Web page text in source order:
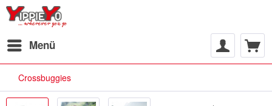
Menü
Crossbuggies